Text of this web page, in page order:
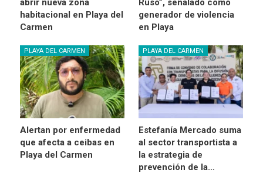
habitacional en Playa del
Carmen
generador de violencia
en Playa
PLAYA DEL CARMEN
Alertan por enfermedad
que afecta a ceibas en
Playa del Carmen
PLAYA DEL CARMEN
Estefanía Mercado suma
al sector transportista a
la estrategia de
prevención de la…